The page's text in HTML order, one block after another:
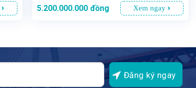
5.200.000.000 đồng Xem ngay